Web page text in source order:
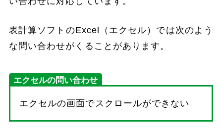
表計算ソフトのExcel（エクセル）では次のよう
な問い合わせがくることがあります。
エクセルの問い合わせ
エクセルの画面でスクロールができない